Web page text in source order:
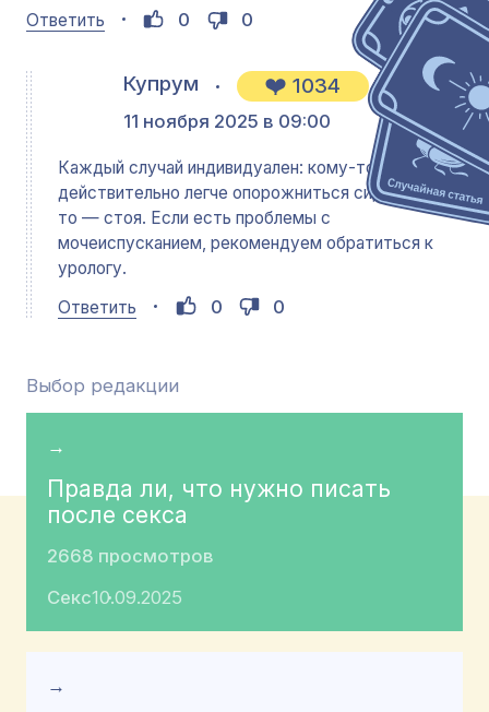
Ответить 0 0
Купрум 1034
11 ноября 2025 в 09:00
Каждый случай индивидуален: кому-то
действительно легче опорожниться сидя, кому-
то — стоя. Если есть проблемы с
мочеиспусканием, рекомендуем обратиться к
урологу.
Ответить
0 0
Выбор редакции
→
Правда ли, что нужно писать
после секса
2668 просмотров
Секс10.09.2025
→